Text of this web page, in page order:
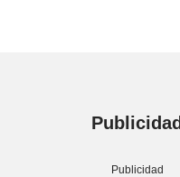
Publicidad
Publicidad